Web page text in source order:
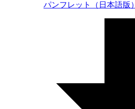
パンフレット（日本語版）